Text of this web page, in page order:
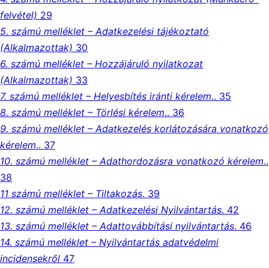
felvétel) 29
5. számú melléklet – Adatkezelési tájékoztató
(Alkalmazottak) 30
6. számú melléklet – Hozzájáruló nyilatkozat
(Alkalmazottak) 33
7. számú melléklet – Helyesbítés iránti kérelem.. 35
8. számú melléklet – Törlési kérelem.. 36
9. számú melléklet – Adatkezelés korlátozására vonatkozó
kérelem.. 37
10. számú melléklet – Adathordozásra vonatkozó kérelem..
38
11 számú melléklet – Tiltakozás. 39
12. számú melléklet – Adatkezelési Nyilvántartás. 42
13. számú melléklet – Adattovábbítási nyilvántartás. 46
14. számú melléklet – Nyilvántartás adatvédelmi
incidensekről 47